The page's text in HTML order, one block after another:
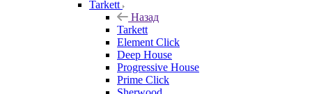
Tarkett
Назад
Tarkett
Element Click
Deep House
Progressive House
Prime Click